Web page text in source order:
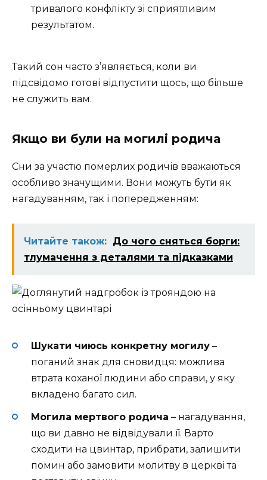
тривалого конфлікту зі сприятливим
результатом.
Такий сон часто з’являється, коли ви
підсвідомо готові відпустити щось, що більше
не служить вам.
Якщо ви були на могилі родича
Сни за участю померлих родичів вважаються
особливо значущими. Вони можуть бути як
нагадуванням, так і попередженням:
Читайте також: До чого сняться борги:
тлумачення з деталями та підказками
Шукати чиюсь конкретну могилу –
поганий знак для сновидця: можлива
втрата коханої людини або справи, у яку
вкладено багато сил.
Могила мертвого родича – нагадування,
що ви давно не відвідували її. Варто
сходити на цвинтар, прибрати, залишити
помин або замовити молитву в церкві та